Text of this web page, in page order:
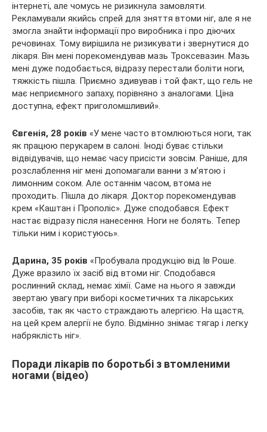
інтернеті, але чомусь не ризикнула замовляти.
Рекламували якийсь спрей для зняття втоми ніг, але я не
змогла знайти інформації про виробника і про діючих
речовинах. Тому вирішила не ризикувати і звернутися до
лікаря. Він мені порекомендував мазь Троксевазин. Мазь
мені дуже подобається, відразу перестали боліти ноги,
тяжкість пішла. Приємно здивував і той факт, що гель не
має неприємного запаху, порівняно з аналогами. Ціна
доступна, ефект приголомшливий».
Євгенія, 28 років «У мене часто втомлюються ноги, так
як працюю перукарем в салоні. Іноді буває стільки
відвідувачів, що немає часу присісти зовсім. Раніше, для
розслаблення ніг мені допомагали ванни з м’ятою і
лимонним соком. Але останнім часом, втома не
проходить. Пішла до лікаря. Доктор порекомендував
крем «Каштан і Прополіс». Дуже сподобався. Ефект
настає відразу після нанесення. Ноги не болять. Тепер
тільки ним і користуюсь».
Дарина, 35 років «Пробувала продукцію від Ів Роше.
Дуже вразило їх засіб від втоми ніг. Сподобався
рослинний склад, немає хімії. Саме на нього я завжди
звертаю увагу при виборі косметичних та лікарських
засобів, так як часто страждають алергією. На щастя,
на цей крем алергії не було. Відмінно знімає тягар і легку
набряклість ніг».
Поради лікарів по боротьбі з втомленими
ногами (відео)